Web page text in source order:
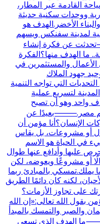
القادمة عبر المطار،
ووحدات سكنية حديثة
الأخضر.الهدف هو
لمدينة سفنكس ويسهم
عن فكرة إنشاء
ما الهدف منها؟الفكرة
والمستثمرين في
جهود الملاك
التي تواجه التنمية
لتسريع عملية
واحد وهو أن تصبح
مصر.⸻بعيدًا عن
الإنسان؟أنا مؤمن أن
أو مشروعات، بل يقاس
في الحياة هو الاسم
عليها وأدافع عنها طوال
أو مشروعًا ويعوضه، لكن
بالمبادئ ربما
لكنه كان دائمًا الطريق
على تجاوز الأزمات؟
بقول الله تعالى:«إن الله
والصبر والتمسك بالمبدأ
الهدف الذي تسعى